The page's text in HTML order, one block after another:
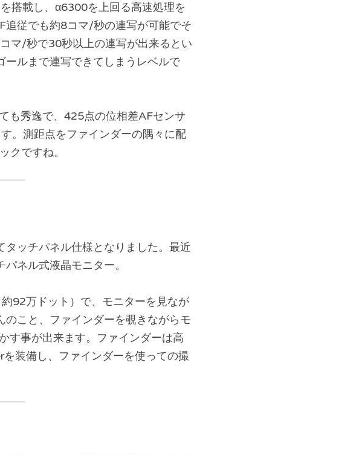
搭載し、α6300を上回る高速処理を
従でも約8コマ/秒の連写が可能でそ
マ/秒で30秒以上の連写が出来るとい
ールまで連写できてしまうレベルで
も秀逸で、425点の位相差AFセンサ
。測距点をファインダーの隅々に配
クですね。
ッチパネル仕様となりました。最近
ネル式液晶モニター。
92万ドット）で、モニターを見なが
こと、ファインダーを覗きながらモ
す事が出来ます。ファインダーは高
装備し、ファインダーを使っての撮